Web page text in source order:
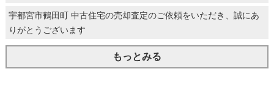
宇都宮市鶴田町 中古住宅の売却査定のご依頼をいただき、誠にあ
りがとうございます
もっとみる